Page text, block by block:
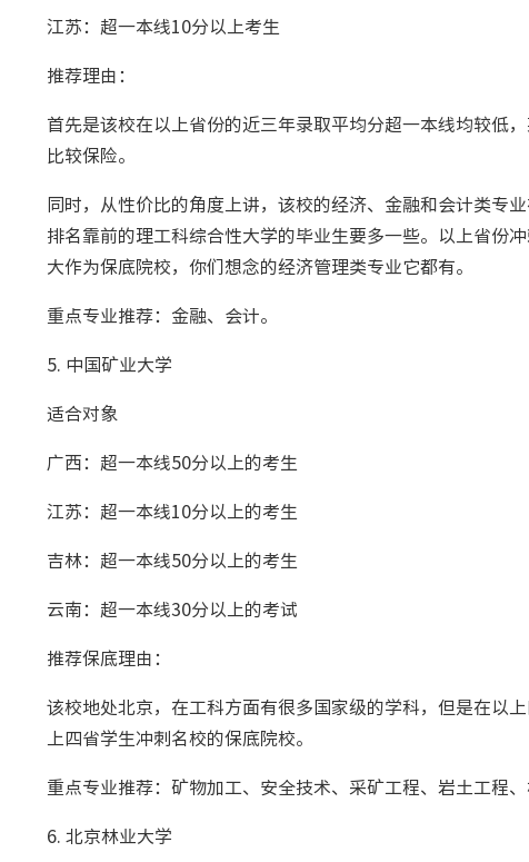
江苏：超一本线10分以上考生
推荐理由：
首先是该校在以上省份的近三年录取平均分超一本线均较低
比较保险。
同时，从性价比的角度上讲，该校的经济、金融和会计类专
排名靠前的理工科综合性大学的毕业生要多一些。以上省份
大作为保底院校，你们想念的经济管理类专业它都有。
重点专业推荐：金融、会计。
5. 中国矿业大学
适合对象
广西：超一本线50分以上的考生
江苏：超一本线10分以上的考生
吉林：超一本线50分以上的考生
云南：超一本线30分以上的考试
推荐保底理由：
该校地处北京，在工科方面有很多国家级的学科，但是在以
上四省学生冲刺名校的保底院校。
重点专业推荐：矿物加工、安全技术、采矿工程、岩土工程
6. 北京林业大学